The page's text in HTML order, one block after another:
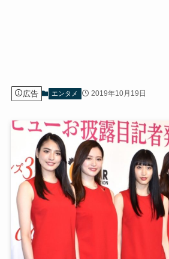
広告 エンタメ 2019年10月19日